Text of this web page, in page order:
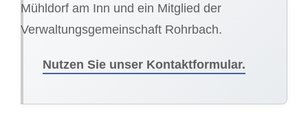
Mühldorf am Inn und ein Mitglied der
Verwaltungsgemeinschaft Rohrbach.
Nutzen Sie unser Kontaktformular.